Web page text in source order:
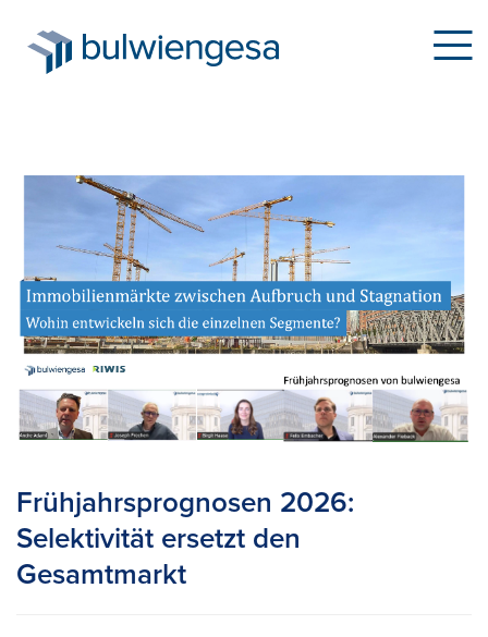
Direkt
Frühjahrsprognosen 2026:
Selektivität ersetzt den
Gesamtmarkt